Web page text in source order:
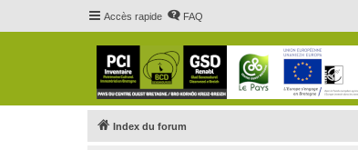
Accès rapide FAQ
Index du forum